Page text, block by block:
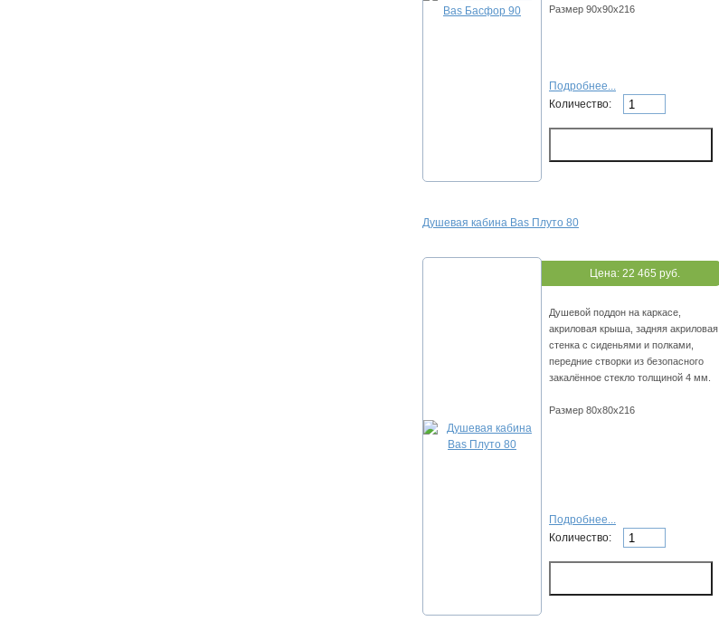
Размер 90х90х216
Подробнее...
Количество:
Душевая кабина Bas Плуто 80
Цена: 22 465 руб.
Душевой поддон на каркасе,
акриловая крыша, задняя акриловая
стенка с сиденьями и полками,
передние створки из безопасного
закалённое стекло толщиной 4 мм.
Размер 80х80х216
Подробнее...
Количество: